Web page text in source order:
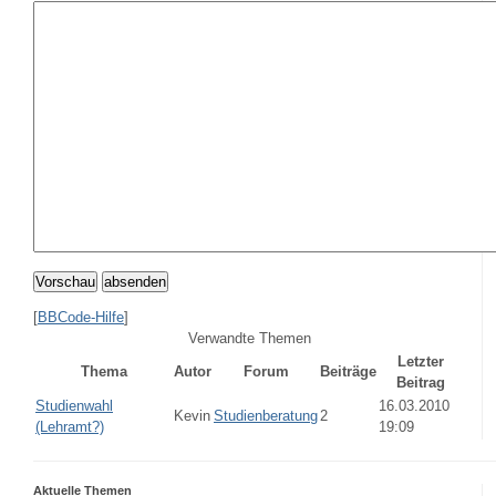
Vorschau absenden
[BBCode-Hilfe]
Verwandte Themen
Thema
Autor Forum Beiträge
Letzter
Beitrag
Studienwahl
(Lehramt?)
Kevin Studienberatung2
16.03.2010
19:09
Aktuelle Themen